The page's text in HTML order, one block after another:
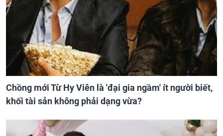
Chồng mới Từ Hy Viên là 'đại gia ngầm' ít người biết,
khối tài sản không phải dạng vừa?